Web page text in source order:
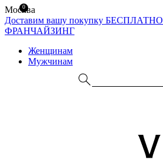
Москва
Доставим вашу покупку БЕСПЛАТНО
ФРАНЧАЙЗИНГ
Женщинам
Мужчинам
0